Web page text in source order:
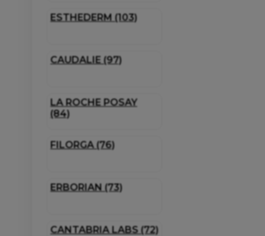
ESTHEDERM (103)
CAUDALIE (97)
LA ROCHE POSAY
(84)
FILORGA (76)
ERBORIAN (73)
CANTABRIA LABS (72)